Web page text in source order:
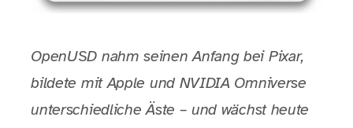
OpenUSD nahm seinen Anfang bei Pixar,
bildete mit Apple und NVIDIA Omniverse
unterschiedliche Äste – und wächst heute